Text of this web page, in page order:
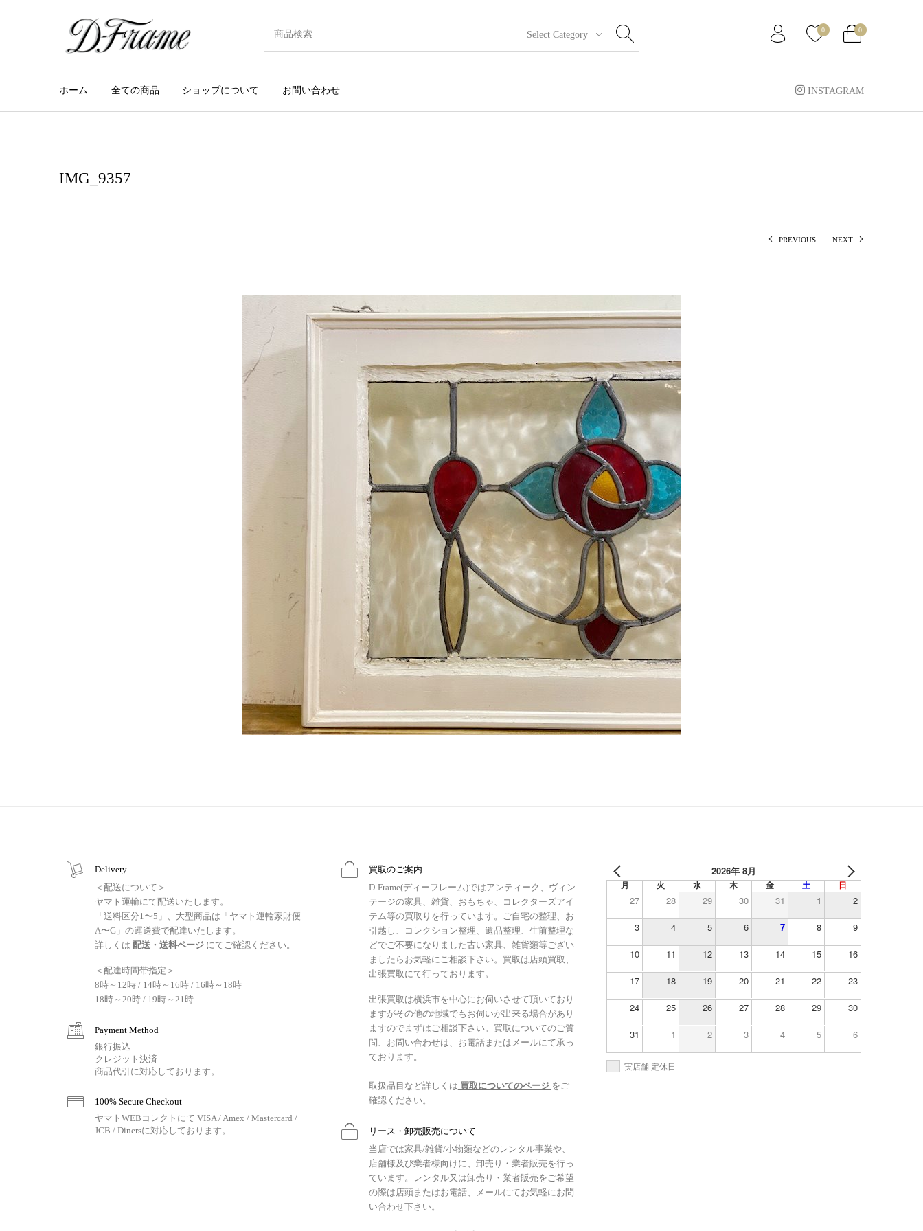
Select Category 0 0
ホーム 全ての商品 ショップについて お問い合わせ INSTAGRAM
IMG_9357
PREVIOUS NEXT
Delivery
＜配送について＞
ヤマト運輸にて配送いたします。
「送料区分1〜5」、大型商品は「ヤマト運輸家財便
A〜G」の運送費で配達いたします。
詳しくは 配送・送料ページ にてご確認ください。
＜配達時間帯指定＞
8時～12時 / 14時～16時 / 16時～18時
18時～20時 / 19時～21時
Payment Method
銀行振込
クレジット決済
商品代引に対応しております。
100% Secure Checkout
ヤマトWEBコレクトにて VISA / Amex / Mastercard /
JCB / Dinersに対応しております。
買取のご案内
D-Frame(ディーフレーム)ではアンティーク、ヴィン
テージの家具、雑貨、おもちゃ、コレクターズアイ
テム等の買取りを行っています。ご自宅の整理、お
引越し、コレクション整理、遺品整理、生前整理な
どでご不要になりました古い家具、雑貨類等ござい
ましたらお気軽にご相談下さい。買取は店頭買取、
出張買取にて行っております。
出張買取は横浜市を中心にお伺いさせて頂いており
ますがその他の地域でもお伺いが出来る場合があり
ますのでまずはご相談下さい。買取についてのご質
問、お問い合わせは、お電話またはメールにて承っ
ております。
取扱品目など詳しくは 買取についてのページ をご
確認ください。
リース・卸売販売について
当店では家具/雑貨/小物類などのレンタル事業や、
店舗様及び業者様向けに、卸売り・業者販売を行っ
ています。レンタル又は卸売り・業者販売をご希望
の際は店頭またはお電話、メールにてお気軽にお問
い合わせ下さい。
2026年 8月
月 火 水 木 金 土 日
27 28 29 30 31 1 2
3 4 5 6 7 8 9
10 11 12 13 14 15 16
17 18 19 20 21 22 23
24 25 26 27 28 29 30
31 1 2 3 4 5 6
実店舗 定休日